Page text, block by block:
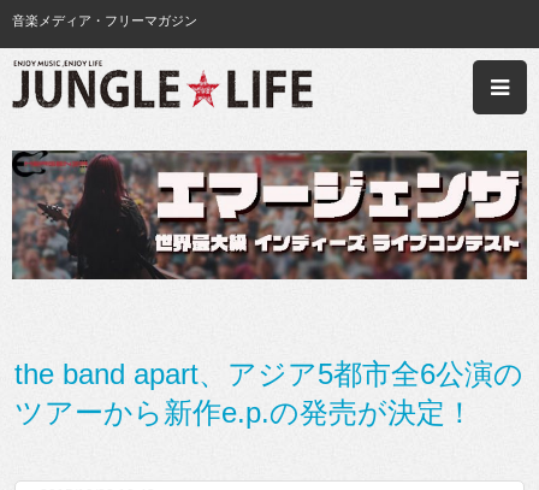
音楽メディア・フリーマガジン
the band apart、アジア5都市全6公演の
ツアーから新作e.p.の発売が決定！